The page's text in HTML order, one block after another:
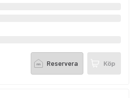
Reservera Köp